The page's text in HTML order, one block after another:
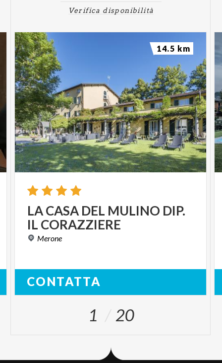
Verifica disponibilità
LACASA DEL MULINO DIP.
IL CORAZZIERE
Merone
CONTATTA
14.5 km
1 20